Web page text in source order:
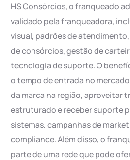
HS Consórcios, o franqueado
validado pela franqueadora,
visual, padrões de
de consórcios, gestão de
tecnologia de suporte. O
o tempo de entrada no
da marca na região, aproveitar
estruturado e receber suporte
sistemas, campanhas de
compliance. Além disso, o
parte de uma rede que pode